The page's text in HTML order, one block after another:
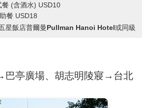
餐 (含酒水) USD10
餐 USD18
星飯店普爾曼Pullman Hanoi Hotel或同級
巴亭廣場、胡志明陵寢→台北